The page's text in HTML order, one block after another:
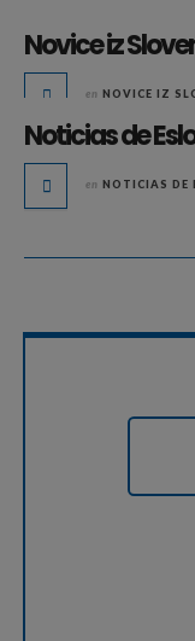
Novice iz
en NOVICE IZ
Noticias de
en NOTICIAS DE